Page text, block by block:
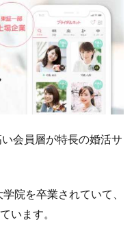
会員層が特長の婚活サ
院を卒業されていて、
います。